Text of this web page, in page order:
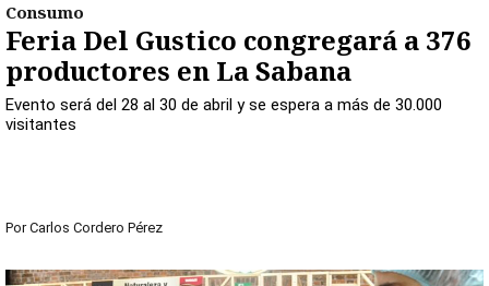
Consumo
Feria Del Gustico congregará a 376
productores en La Sabana
Evento será del 28 al 30 de abril y se espera a más de 30.000
visitantes
Por Carlos Cordero Pérez